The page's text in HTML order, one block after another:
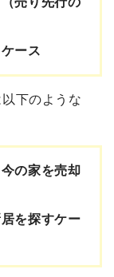
ース
下のような
の家を売却
を探すケー